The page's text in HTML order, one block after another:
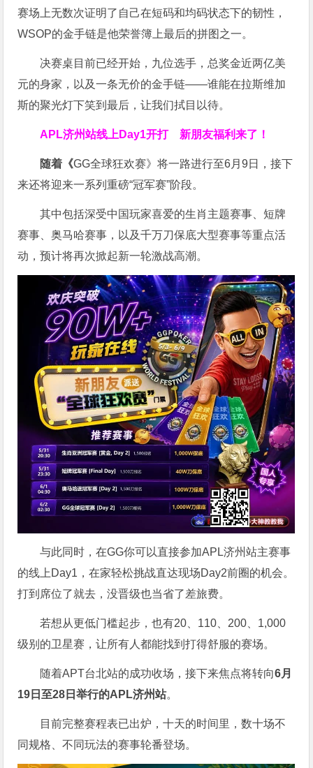
赛场上无数次证明了自己在短码和均码状态下的韧性，
WSOP的金手链是他荣誉簿上最后的拼图之一。
决赛桌目前已经开始，九位选手，总奖金近两亿美
元的身家，以及一条无价的金手链——谁能在拉斯维加
斯的聚光灯下笑到最后，让我们拭目以待。
APL济州站线上Day1开打 新朋友福利来了！
随着《GG全球狂欢赛》将一路进行至6月9日，接下
来还将迎来一系列重磅“冠军赛”阶段。
其中包括深受中国玩家喜爱的生肖主题赛事、短牌
赛事、奥马哈赛事，以及千万刀保底大型赛事等重点活
动，预计将再次掀起新一轮激战高潮。
与此同时，在GG你可以直接参加APL济州站主赛事
的线上Day1，在家轻松挑战直达现场Day2前圈的机会。
打到席位了就去，没晋级也当省了差旅费。
若想从更低门槛起步，也有20、110、200、1,000
级别的卫星赛，让所有人都能找到打得舒服的赛场。
随着APT台北站的成功收场，接下来焦点将转向6月
19 日至28 日举行的APL济州站。
目前完整赛程表已出炉，十天的时间里，数十场不
同规格、不同玩法的赛事轮番登场。